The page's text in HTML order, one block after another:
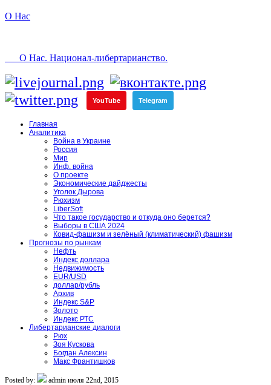
О Нас
О Нас. Национал-либертарианство.
YouTube Telegram
Главная
Аналитика
Война в Украине
Россия
Мир
Инф. война
О проекте
Экономические дайджесты
Уголок Дырова
Рюхизм
LiberSoft
Что такое государство и откуда оно берется?
Выборы в США 2024
Ковид-фашизм и зелёный (климатический) фашизм
Прогнозы по рынкам
Нефть
Индекс доллара
Недвижимость
EUR/USD
доллар/рубль
Архив
Индекс S&P
Золото
Индекс РТС
Либертарианские диалоги
Рюх
Зоя Кускова
Богдан Алексин
Макс Франтишков
Posted by: admin июля 22nd, 2015